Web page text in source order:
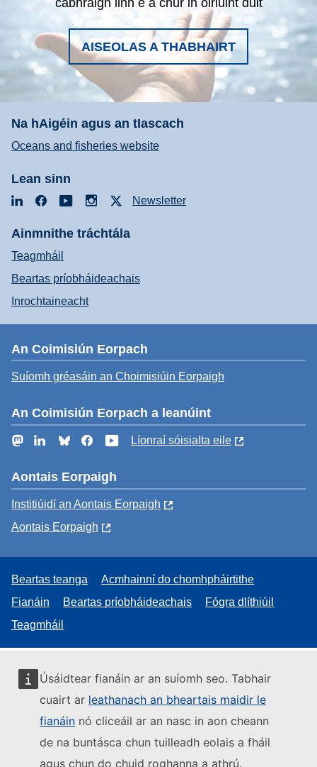
Úsáidtear fianáin ar an suíomh seo. Tabhair
cuairt ar leathanach an bheartais maidir le
fianáin nó cliceáil ar an nasc in aon cheann
de na buntásca chun tuilleadh eolais a fháil
agus chun do chuid roghanna a athrú.
AISEOLAS A THABHAIRT
Na hAigéin agus an tIascach
Oceans and fisheries website
Lean sinn
LinkedInFacebookYouTubeInstagramNewsletter
Ainmnithe tráchtála
Teagmháil
Beartas príobháideachais
Inrochtaineacht
An Coimisiún Eorpach
Suíomh gréasáin an Choimisiúin Eorpaigh
An Coimisiún Eorpach a leanúint
MastodonLinkedInBlueskyFacebookYouTube
Líonraí sóisialta eile
Aontais Eorpaigh
Institiúidí an Aontais Eorpaigh
Aontais Eorpaigh
Beartas teanga
Acmhainní do chomhpháirtithe
Fianáin
Beartas príobháideachais
Fógra dlíthiúil
Teagmháil